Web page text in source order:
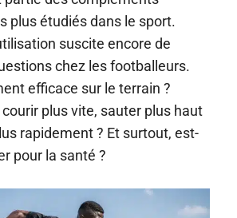
plus étudiés dans le sport.
suscite encore de
chez les footballeurs.
efficace sur le terrain ?
plus vite, sauter plus haut
rapidement ? Et surtout, est-
pour la santé ?